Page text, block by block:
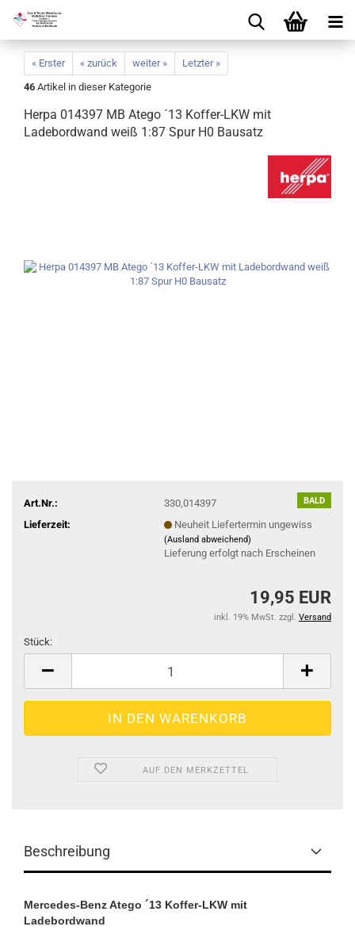
« Erster « zurück weiter »
Letzter »
46 Artikel in dieser Kategorie
Herpa 014397 MB Atego ´13 Koffer-LKW mit
Ladebordwand weiß 1:87 Spur H0 Bausatz
BALD
Art.Nr.:
330,014397
Lieferzeit:
Neuheit Liefertermin ungewiss
(Ausland abweichend)
Lieferung erfolgt nach Erscheinen
19,95 EUR
inkl. 19% MwSt. zzgl. Versand
Stück:
AUF DEN MERKZETTEL
Beschreibung
Mercedes-Benz Atego ´13 Koffer-LKW mit
Ladebordwand